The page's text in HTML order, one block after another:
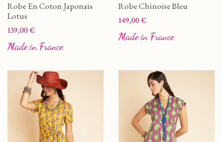
Robe En Coton Japonais
Lotus
Prix
139,00 €
Made in France
Robe Chinoise Bleu
Prix
149,00 €
Made in France